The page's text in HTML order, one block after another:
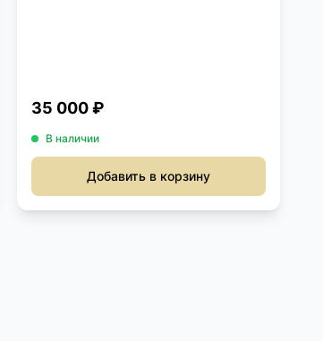
35 000 ₽
В наличии
Добавить в корзину